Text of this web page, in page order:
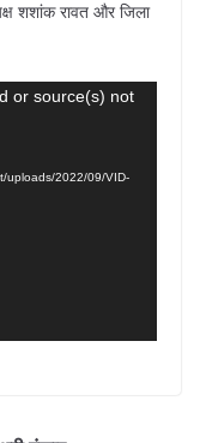
शशांक रावत और जिला
or source(s) not
uploads/2022/09/VID-